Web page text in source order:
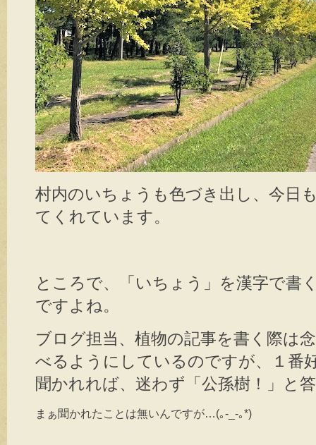
村内のいちょうも色づき出し、今日
てくれています。
ところで、「いちょう」を漢字で書
ですよね。
ブログ担当、植物の記事を書く際は
べるようにしているのですが、１番
聞かれれば、迷わず「公孫樹！」と
まぁ聞かれたことは無いんですが…(｡-_-｡*)